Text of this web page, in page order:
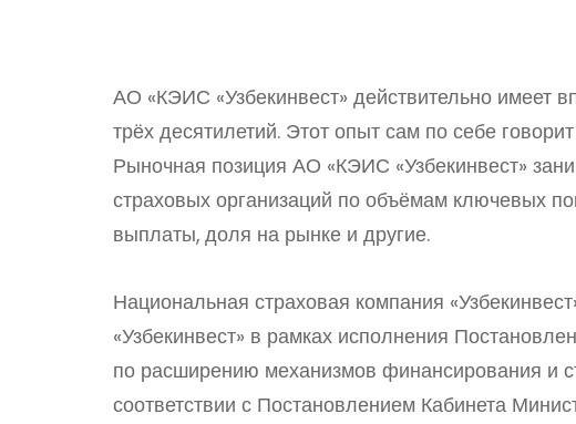
АО «КЭИС «Узбекинвест» действительно имеет
трёх десятилетий. Этот опыт сам по себе
Рыночная позиция АО «КЭИС «Узбекинвест»
страховых организаций по объёмам ключевых
выплаты, доля на рынке и другие.
Национальная страховая компания
«Узбекинвест» в рамках исполнения
по расширению механизмов финансирования и
соответствии с Постановлением Кабинета